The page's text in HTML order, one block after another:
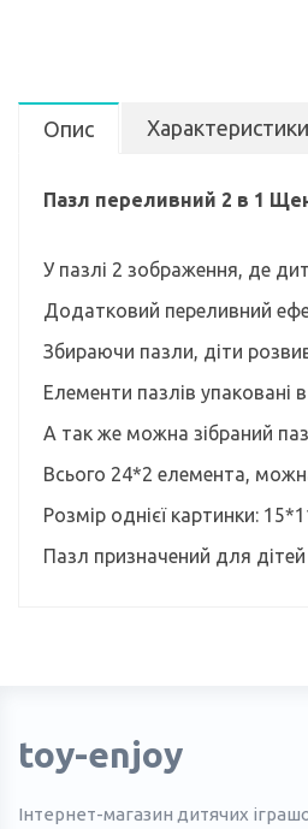
Опис Характеристики
Пазл переливний 2 в 1
У пазлі 2 зображення, де
Додатковий переливний
Збираючи пазли, діти
Елементи пазлів упаковані
А так же можна зібраний
Всього 24*2 елемента,
Розмір однієї картинки:
Пазл призначений для
toy-enjoy
Інтернет-магазин дитячих